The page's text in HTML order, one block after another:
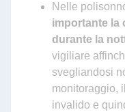
Nelle
importante la
durante la
vigiliare
svegliandosi
monitoraggio,
invalido e